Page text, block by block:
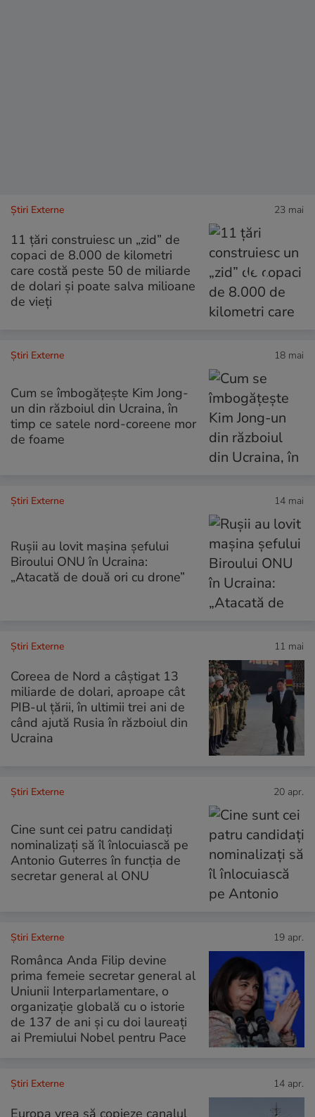
Știri Externe 23 mai
11 țări construiesc un „zid” de
copaci de 8.000 de kilometri
care costă peste 50 de miliarde
de dolari și poate salva milioane
de vieți
Știri Externe 18 mai
Cum se îmbogățește Kim Jong-
un din războiul din Ucraina, în
timp ce satele nord-coreene mor
de foame
Știri Externe 14 mai
Rușii au lovit mașina șefului
Biroului ONU în Ucraina:
„Atacată de două ori cu drone”
Știri Externe 11 mai
Coreea de Nord a câștigat 13
miliarde de dolari, aproape cât
PIB-ul țării, în ultimii trei ani de
când ajută Rusia în războiul din
Ucraina
Știri Externe 20 apr.
Cine sunt cei patru candidați
nominalizați să îl înlocuiască pe
Antonio Guterres în funcția de
secretar general al ONU
Știri Externe 19 apr.
Românca Anda Filip devine
prima femeie secretar general al
Uniunii Interparlamentare, o
organizație globală cu o istorie
de 137 de ani și cu doi laureați
ai Premiului Nobel pentru Pace
Știri Externe 14 apr.
Europa vrea să copieze canalul